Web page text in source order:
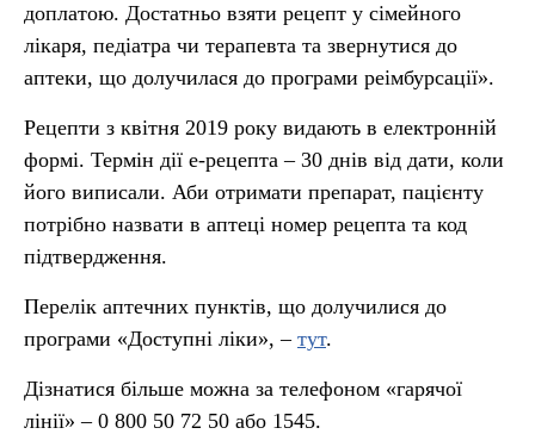
доплатою. Достатньо взяти рецепт у сімейного
лікаря, педіатра чи терапевта та звернутися до
аптеки, що долучилася до програми реімбурсації».
Рецепти з квітня 2019 року видають в електронній
формі. Термін дії е-рецепта – 30 днів від дати, коли
його виписали. Аби отримати препарат, пацієнту
потрібно назвати в аптеці номер рецепта та код
підтвердження.
Перелік аптечних пунктів, що долучилися до
програми «Доступні ліки», – тут.
Дізнатися більше можна за телефоном «гарячої
лінії» – 0 800 50 72 50 або 1545.